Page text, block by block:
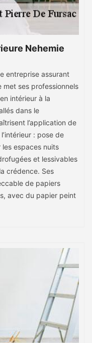
Nehemie
entreprise assurant
met ses professionnels
intérieur à la
dans le
l’application de
: pose de
espaces nuits
et lessivables
crédence. Ses
de papiers
avec du papier peint